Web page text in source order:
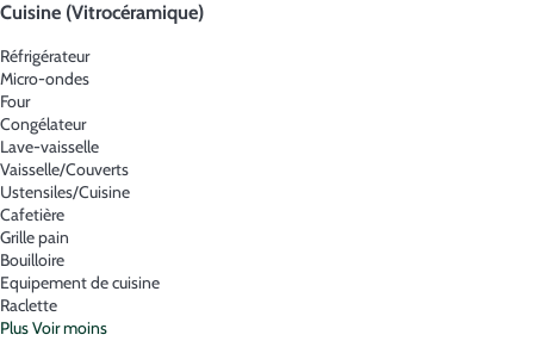
Cuisine (Vitrocéramique)
Réfrigérateur
Micro-ondes
Four
Congélateur
Lave-vaisselle
Vaisselle/Couverts
Ustensiles/Cuisine
Cafetière
Grille pain
Bouilloire
Equipement de cuisine
Raclette
PlusVoir moins